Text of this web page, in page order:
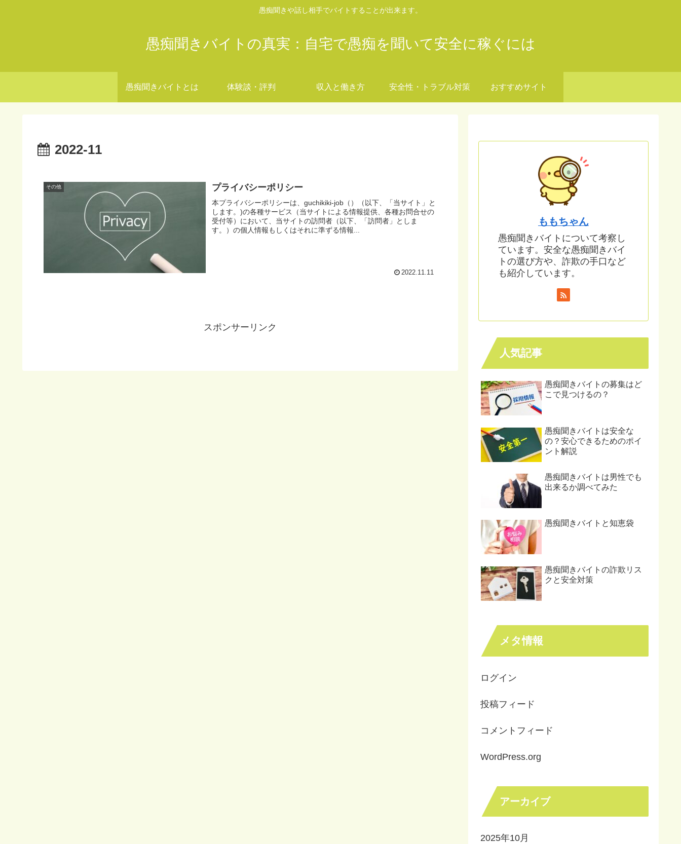
愚痴聞きや話し相手でバイトすることが出来ます。
愚痴聞きバイトの真実：自宅で愚痴を聞いて安全に稼ぐには
愚痴聞きバイトとは 体験談・評判 収入と働き方 安全性・トラブル対策 おすすめサイト
2022-11
その他 プライバシーポリシー
本プライバシーポリシーは、guchikiki-job（）（以下、「当サイト」と
します。)の各種サービス（当サイトによる情報提供、各種お問合せの
受付等）において、当サイトの訪問者（以下、「訪問者」としま
す。）の個人情報もしくはそれに準ずる情報...
2022.11.11
スポンサーリンク
ももちゃん
愚痴聞きバイトについて考察し
ています。安全な愚痴聞きバイ
トの選び方や、詐欺の手口など
も紹介しています。
人気記事
愚痴聞きバイトの募集はど
こで見つけるの？
愚痴聞きバイトは安全な
の？安心できるためのポイ
ント解説
愚痴聞きバイトは男性でも
出来るか調べてみた
愚痴聞きバイトと知恵袋
愚痴聞きバイトの詐欺リス
クと安全対策
メタ情報
ログイン
投稿フィード
コメントフィード
WordPress.org
アーカイブ
2025年10月